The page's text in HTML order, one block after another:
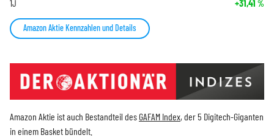
1J +31,41 %
Amazon Aktie Kennzahlen und Details
Amazon Aktie ist auch Bestandteil desGAFAM Index, der 5 Digitech-Giganten
in einem Basket bündelt.